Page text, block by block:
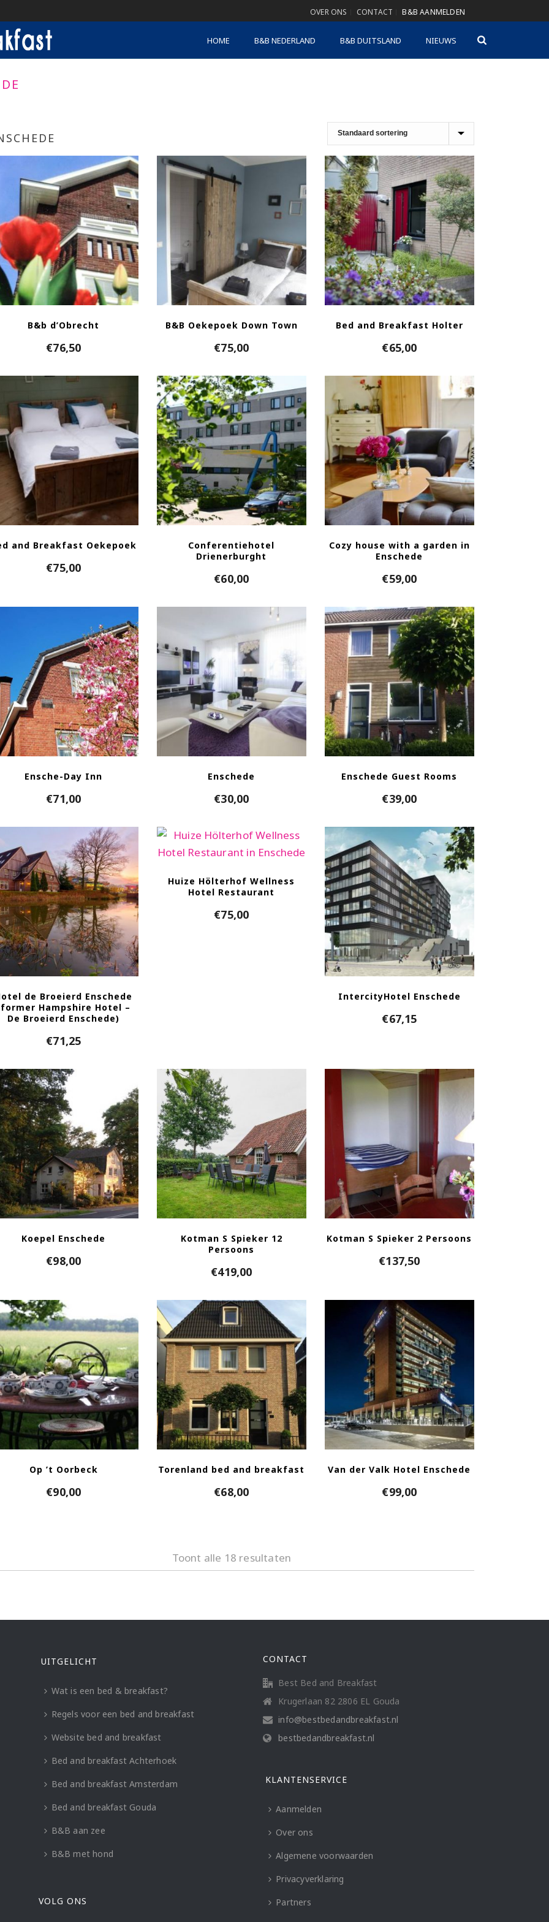
OVER ONS CONTACT B&B AANMELDEN
HOME B&B NEDERLAND B&B DUITSLAND NIEUWS
B&b d’Obrecht
€76,50
B&B Oekepoek Down Town
€75,00
Bed and Breakfast Holter
€65,00
and Breakfast Oekepoek
€75,00
Conferentiehotel
Drienerburght
€60,00
Cozy house with a garden in
Enschede
€59,00
Ensche-Day Inn
€71,00
Enschede
€30,00
Enschede Guest Rooms
€39,00
de Broeierd Enschede
Hampshire Hotel –
De Broeierd Enschede)
€71,25
Huize Hölterhof Wellness
Hotel Restaurant
€75,00
IntercityHotel Enschede
€67,15
Koepel Enschede
€98,00
Kotman S Spieker 12
Persoons
€419,00
Kotman S Spieker 2 Persoons
€137,50
Op ’t Oorbeck
€90,00
Torenland bed and breakfast
€68,00
Van der Valk Hotel Enschede
€99,00
Toont alle 18 resultaten
UITGELICHT
Wat is een bed & breakfast?
Regels voor een bed and breakfast
Website bed and breakfast
Bed and breakfast Achterhoek
Bed and breakfast Amsterdam
Bed and breakfast Gouda
B&B aan zee
B&B met hond
VOLG ONS
CONTACT
Best Bed and Breakfast
Krugerlaan 82 2806 EL Gouda
info@bestbedandbreakfast.nl
bestbedandbreakfast.nl
KLANTENSERVICE
Aanmelden
Over ons
Algemene voorwaarden
Privacyverklaring
Partners